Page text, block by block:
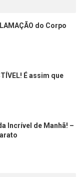
do Corpo
É assim que
Incrível de Manhã! –